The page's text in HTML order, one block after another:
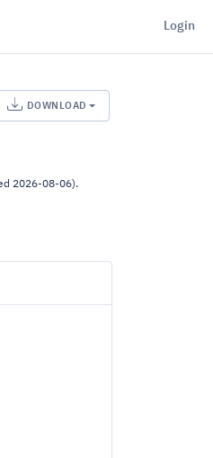
Login
DOWNLOAD
2026-08-06).